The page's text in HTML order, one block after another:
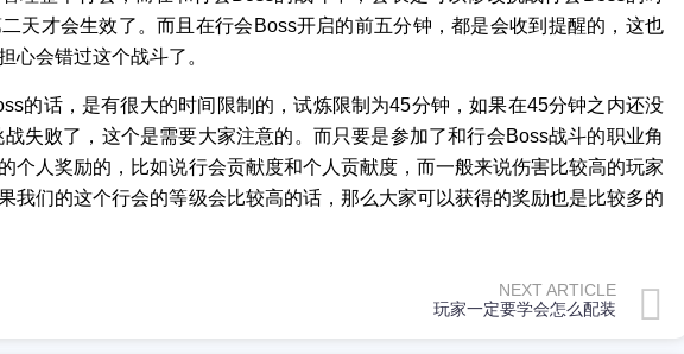
天才会生效了。而且在行会Boss开启的前五分钟，都是会收到提醒的，这也
心会错过这个战斗了。
的话，是有很大的时间限制的，试炼限制为45分钟，如果在45分钟之内还没
失败了，这个是需要大家注意的。而只要是参加了和行会Boss战斗的职业角
个人奖励的，比如说行会贡献度和个人贡献度，而一般来说伤害比较高的玩家
我们的这个行会的等级会比较高的话，那么大家可以获得的奖励也是比较多的
NEXT ARTICLE
玩家一定要学会怎么配装